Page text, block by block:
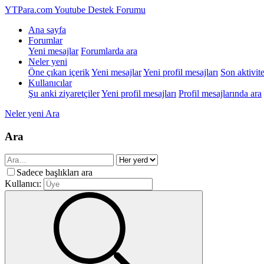
YTPara.comYoutube Destek Forumu
Ana sayfa
Forumlar
Yeni mesajlar Forumlarda ara
Neler yeni
Öne çıkan içerikYeni mesajlarYeni profil mesajları Son
Kullanıcılar
Şu anki ziyaretçilerYeni profil mesajları Profil mesajlarında ara
Neler yeni Ara
Ara
Sadece başlıkları ara
Kullanıcı: